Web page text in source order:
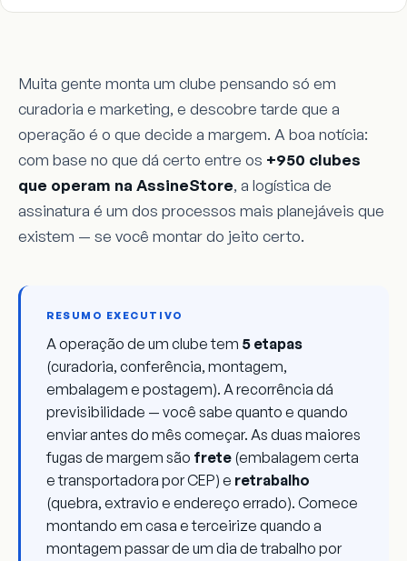
Muita gente monta um clube pensando só em
curadoria e marketing, e descobre tarde que a
operação é o que decide a margem. A boa notícia:
com base no que dá certo entre os +950 clubes
que operam na AssineStore, a logística de
assinatura é um dos processos mais planejáveis que
existem — se você montar do jeito certo.
RESUMO EXECUTIVO
A operação de um clube tem 5 etapas
(curadoria, conferência, montagem,
embalagem e postagem). A recorrência dá
previsibilidade — você sabe quanto e quando
enviar antes do mês começar. As duas maiores
fugas de margem são frete (embalagem certa
e transportadora por CEP) e retrabalho
(quebra, extravio e endereço errado). Comece
montando em casa e terceirize quando a
montagem passar de um dia de trabalho por